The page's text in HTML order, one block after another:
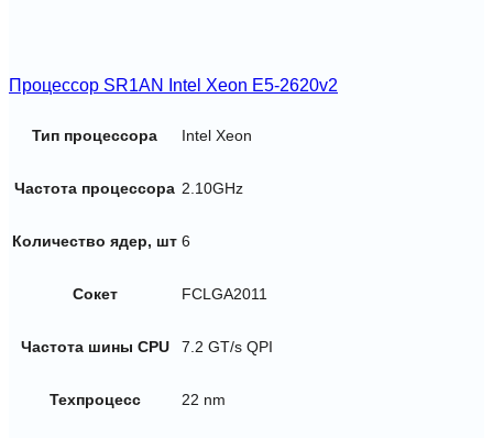
Процессор SR1AN Intel Xeon E5-2620v2
Тип процессора Intel Xeon
Частота процессора 2.10GHz
Количество ядер, шт 6
Сокет FCLGA2011
Частота шины CPU 7.2 GT/s QPI
Техпроцесс 22 nm